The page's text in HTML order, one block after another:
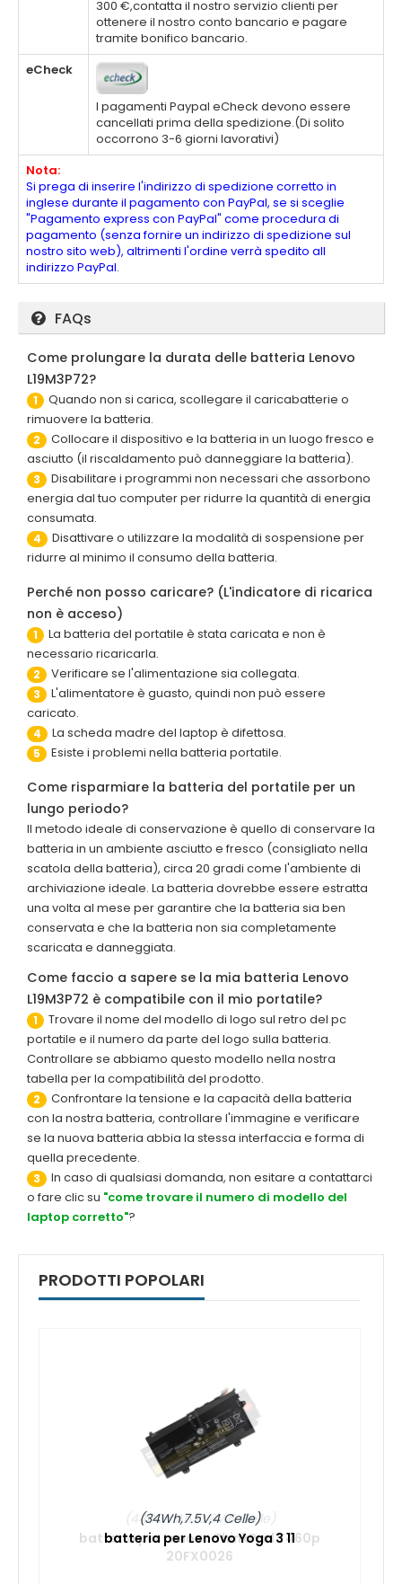
300 €,contatta il nostro servizio clienti per
ottenere il nostro conto bancario e pagare
tramite bonifico bancario.
eCheck
I pagamenti Paypal eCheck devono essere
cancellati prima della spedizione.(Di solito
occorrono 3-6 giorni lavorativi)
Nota:
Si prega di inserire l'indirizzo di spedizione corretto in
inglese durante il pagamento con PayPal, se si sceglie
"Pagamento express con PayPal" come procedura di
pagamento (senza fornire un indirizzo di spedizione sul
nostro sito web), altrimenti l'ordine verrà spedito all
indirizzo PayPal.
FAQs
Come prolungare la durata delle batteria Lenovo
L19M3P72?
1
Quando non si carica, scollegare il caricabatterie o
rimuovere la batteria.
2
Collocare il dispositivo e la batteria in un luogo fresco e
asciutto (il riscaldamento può danneggiare la batteria).
3
Disabilitare i programmi non necessari che assorbono
energia dal tuo computer per ridurre la quantità di energia
consumata.
4
Disattivare o utilizzare la modalità di sospensione per
ridurre al minimo il consumo della batteria.
Perché non posso caricare? (L'indicatore di ricarica
non è acceso)
1
La batteria del portatile è stata caricata e non è
necessario ricaricarla.
2 Verificare se l'alimentazione sia collegata.
3
L'alimentatore è guasto, quindi non può essere
caricato.
4 La scheda madre del laptop è difettosa.
5 Esiste i problemi nella batteria portatile.
Come risparmiare la batteria del portatile per un
lungo periodo?
Il metodo ideale di conservazione è quello di conservare la
batteria in un ambiente asciutto e fresco (consigliato nella
scatola della batteria), circa 20 gradi come l'ambiente di
archiviazione ideale. La batteria dovrebbe essere estratta
una volta al mese per garantire che la batteria sia ben
conservata e che la batteria non sia completamente
scaricata e danneggiata.
Come faccio a sapere se la mia batteria Lenovo
L19M3P72 è compatibile con il mio portatile?
1
Trovare il nome del modello di logo sul retro del pc
portatile e il numero da parte del logo sulla batteria.
Controllare se abbiamo questo modello nella nostra
tabella per la compatibilità del prodotto.
2
Confrontare la tensione e la capacità della batteria
con la nostra batteria, controllare l'immagine e verificare
se la nuova batteria abbia la stessa interfaccia e forma di
quella precedente.
3
In caso di qualsiasi domanda, non esitare a contattarci
o fare clic su "come trovare il numero di modello del
laptop corretto"?
PRODOTTI POPOLARI
(34Wh,7.5V,4 Celle)
batteria per Lenovo Yoga 3 11